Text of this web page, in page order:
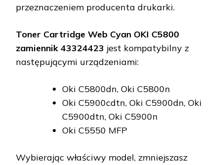
przeznaczeniem producenta drukarki.
Toner Cartridge Web Cyan OKI C5800
zamiennik 43324423 jest kompatybilny z
następującymi urządzeniami:
Oki C5800dn, Oki C5800n
Oki C5900cdtn, Oki C5900dn, Oki
C5900dtn, Oki C5900n
Oki C5550 MFP
Wybierając właściwy model, zmniejszasz